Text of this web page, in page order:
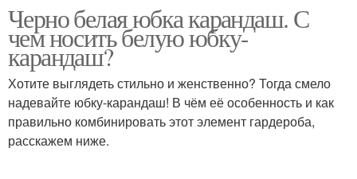
Черно белая юбка карандаш. С
чем носить белую юбку-
карандаш?
Хотите выглядеть стильно и женственно? Тогда смело
надевайте юбку-карандаш! В чём её особенность и как
правильно комбинировать этот элемент гардероба,
расскажем ниже.